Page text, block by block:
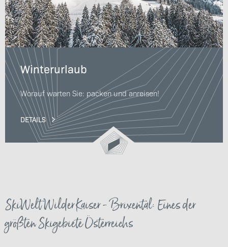
Winterurlaub
Worauf warten Sie: packen und anreisen!
DETAILS
SkiWelt Wilder Kaiser - Brixental: Eines der
größten Skigebiete Österreichs